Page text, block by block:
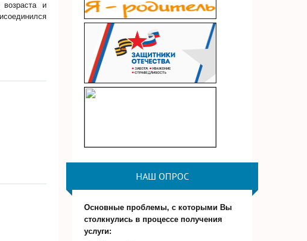
и
НАШ ОПРОС
Основные проблемы, с которыми Вы
столкнулись в процессе получения
услуги: